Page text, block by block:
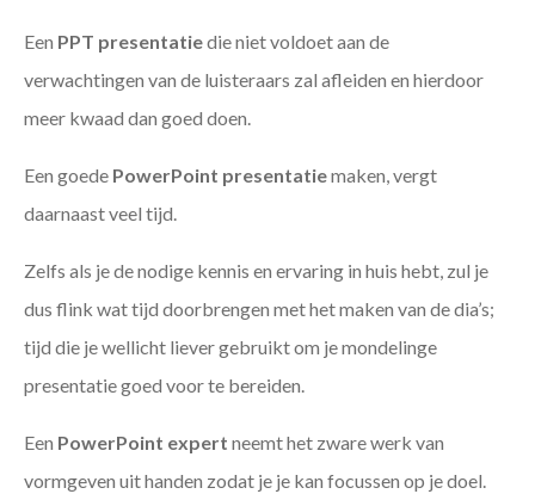
Een PPT presentatiedie niet voldoet aan de
verwachtingen van de luisteraars zal afleiden en hierdoor
meer kwaad dan goed doen.
Een goede PowerPoint presentatiemaken, vergt
daarnaast veel tijd.
Zelfs als je de nodige kennis en ervaring in huis hebt, zul je
dus flink wat tijd doorbrengen met het maken van de dia’s;
tijd die je wellicht liever gebruikt om je mondelinge
presentatie goed voor te bereiden.
Een PowerPoint expert neemt het zware werk van
vormgeven uit handen zodat je je kan focussen op je doel.